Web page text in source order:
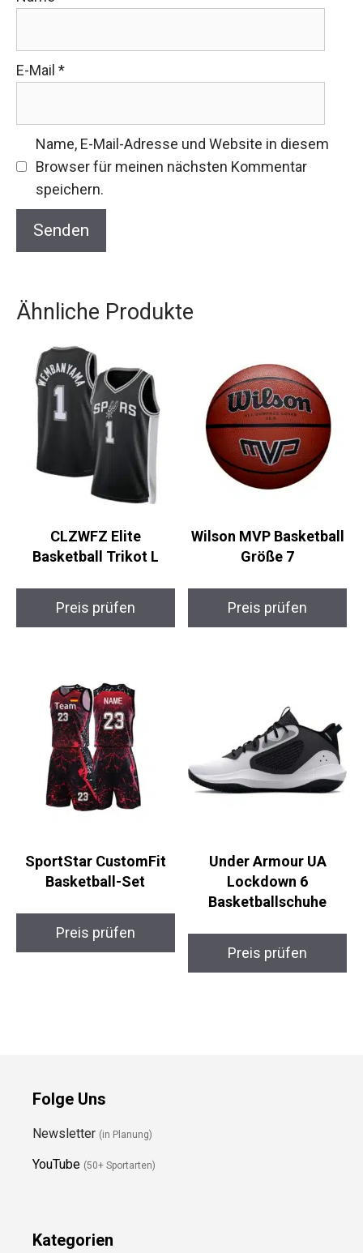
E-Mail *
Name, E-Mail-Adresse und Website in diesem
Browser für meinen nächsten Kommentar
speichern.
Ähnliche Produkte
CLZWFZ Elite
Basketball Trikot L
Preis prüfen
Wilson MVP Basketball
Größe 7
Preis prüfen
SportStar CustomFit
Basketball-Set
Preis prüfen
Under Armour UA
Lockdown 6
Basketballschuhe
Preis prüfen
Folge Uns
Newsletter (in Planung)
YouTube (50+ Sportarten)
Kategorien